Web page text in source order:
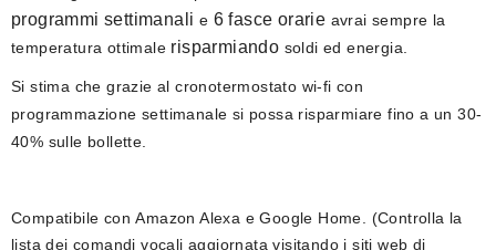
programmi settimanali e 6 fasce orarie avrai sempre la
temperatura ottimale risparmiando soldi ed energia.
Si stima che grazie al cronotermostato wi-fi con
programmazione settimanale si possa risparmiare fino a un 30-
40% sulle bollette.
Compatibile conAmazon Alexa e Google Home. (Controlla la
lista dei comandi vocali aggiornata visitando i siti web di